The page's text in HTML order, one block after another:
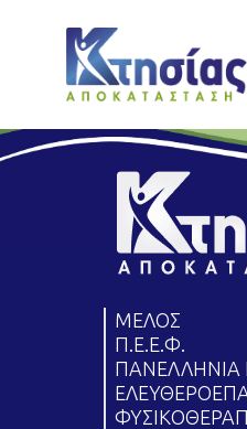
ΜΕΛΟΣ
Π.Ε.Ε.Φ.